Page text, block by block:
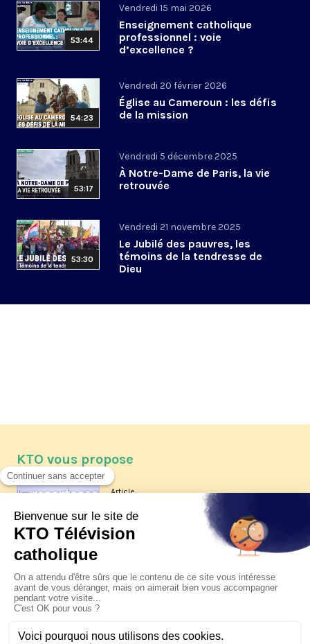
53:44
Vendredi 15 mai 2026
Enseignement catholique
professionnel : voie
d’excellence ?
54:23
Vendredi 20 février 2026
Église au Cameroun : les défis
de la mission
53:17
Vendredi 5 décembre 2025
À Notre-Dame de Paris, la vie
retrouvée
53:30
Vendredi 21 novembre 2025
Le Jubilé des pauvres, les
témoins de la tendresse de
Dieu
KTO vous propose
Article
Les reportages d'été 2026 de KTO
La visite pastorale du pape Léon
XIV à Assise à suivre sur KTO le
jeudi 6 août
Le pape en Uruguay, Argentine et